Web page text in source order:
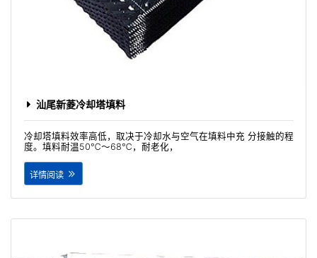
汕尾新菱冷却塔填料
冷却塔填料效率高低，取决于冷却水与空气在填料中充 分接触的程
度。填料耐温50℃～68℃，耐老化，
详情阅读